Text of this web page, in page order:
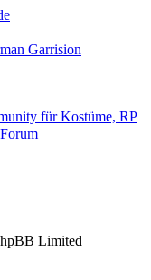
Garrision
für Kostüme, RP
Limited